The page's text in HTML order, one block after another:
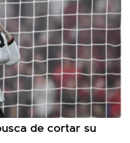
de cortar su